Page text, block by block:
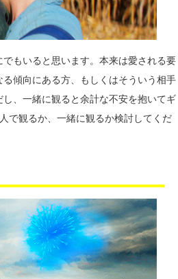
もいると思います。本来は愛される要
傾向にある方、もしくはそういう相手
、一緒に観ると余計な不安を抱いてギ
で観るか、一緒に観るか検討してくだ